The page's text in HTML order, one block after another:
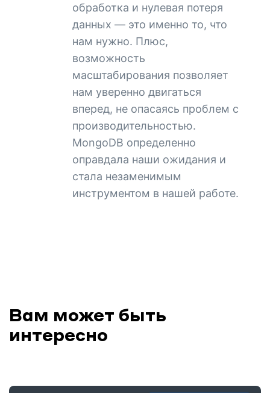
обработка и нулевая потеря
данных — это именно то, что
нам нужно. Плюс,
возможность
масштабирования позволяет
нам уверенно двигаться
вперед, не опасаясь проблем с
производительностью.
MongoDB определенно
оправдала наши ожидания и
стала незаменимым
инструментом в нашей работе.
Вам может быть
интересно